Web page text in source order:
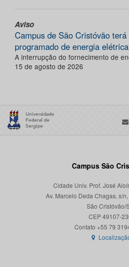
Aviso
Campus de São Cristóvão
programado de energia elétrica
A interrupção do fornecimento de
15 de agosto de 2026
Campus São
Cidade Univ. Prof. José
Av. Marcelo Deda Chagas, s/
São Cristóvão/
CEP 49107-